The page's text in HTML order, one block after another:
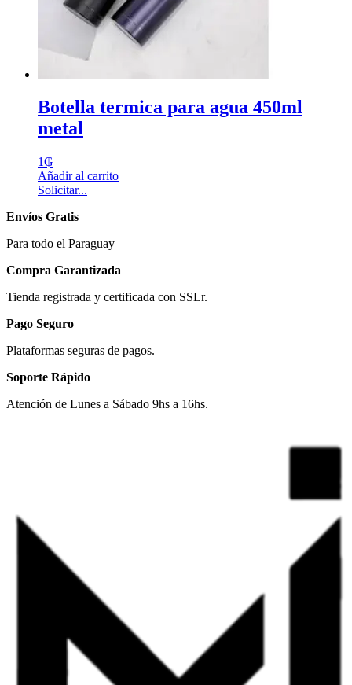
Botella termica para agua 450ml
metal
1₲
Añadir al carrito
Solicitar...
Envíos Gratis
Para todo el Paraguay
Compra Garantizada
Tienda registrada y certificada con SSLr.
Pago Seguro
Plataformas seguras de pagos.
Soporte Rápido
Atención de Lunes a Sábado 9hs a 16hs.